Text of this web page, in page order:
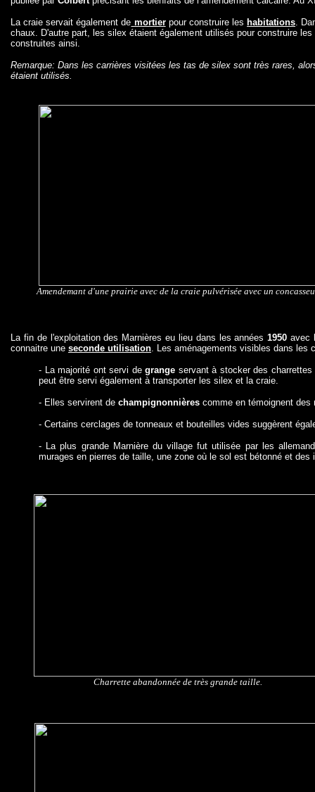
La craie servait également de mortierpour construire les habitations.
chaux. D'autre part, les silex étaient également utilisés pour construire
construites ainsi.
Remarque: Dans les carrières visitées les tas de silex sont très rares,
étaient utilisés.
Amendemant d'une prairie avec de la craie pulvérisée avec un
La fin de l'exploitation des Marnières eu lieu dans les années1950 avec
connaitre une seconde utilisation. Les aménagements visibles dans les
- La majorité ont servi degrange servant à stocker des
peut être servi également à transporter les silex et la craie.
- Elles servirent de champignonnières comme en témoignent
- Certains cerclages de tonneaux et bouteilles vides suggèrent
- La plus grande Marnière du village fut utilisée par les
murages en pierres de taille, une zone où le sol est bétonné et
Charrette abandonnée de très grande taille.